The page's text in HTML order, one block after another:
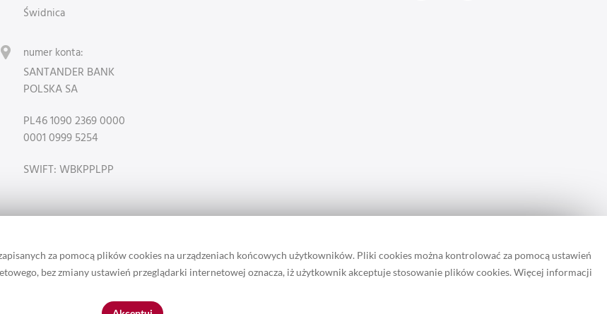
za pomocą plików cookies na urządzeniach końcowych użytkowników. Pliki cookies można kontrolować za pomocą ustawień
bez zmiany ustawień przeglądarki internetowej oznacza, iż użytkownik akceptuje stosowanie plików cookies. Więcej informacji
Świdnica
numer konta:
SANTANDER BANK
POLSKA SA
PL46 1090 2369 0000
0001 0999 5254
SWIFT: WBKPPLPP
w serwisie należą do właściciela marki Lotari. / Ta strona zapisuje pliki cookie.